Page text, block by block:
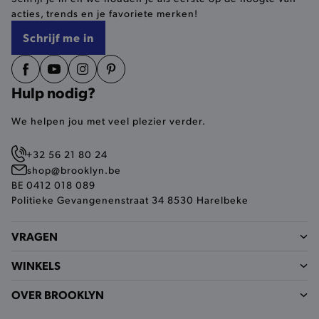
acties, trends en je favoriete merken!
Schrijf me in
Hulp nodig?
We helpen jou met veel plezier verder.
+32 56 21 80 24
shop@brooklyn.be
BE 0412 018 089
Politieke Gevangenenstraat 34 8530 Harelbeke
VRAGEN
WINKELS
OVER BROOKLYN
product-out-of-stock-modal
Google Privacy Policy